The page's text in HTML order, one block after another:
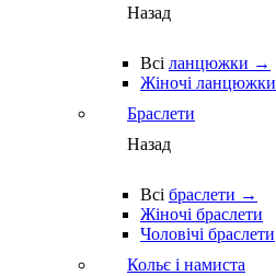
Назад
Всі ланцюжки →
Жіночі ланцюжки
Браслети
Назад
Всі браслети →
Жіночі браслети
Чоловічі браслети
Кольє і намиста